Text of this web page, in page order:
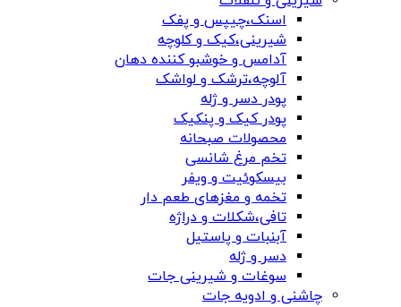
اسنک،چیپس و پفک
شیرینی،کیک و کلوچه
آدامس و خوشبو کننده دهان
آلوچه،ترشک و لواشک
پودر دسر و ژله
پودر کیک و پنکیک
محصولات صبحانه
تخم مرغ شانسی
بیسکوئیت و ویفر
تخمه و مغزهای طعم دار
تافی،شکلات و دراژه
آبنبات و پاستیل
دسر و ژله
سوغات و شیرینی جات
چاشنی و ادویه جات